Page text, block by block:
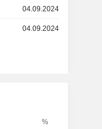
04.09.2024
04.09.2024
%